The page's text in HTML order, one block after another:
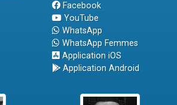
Facebook
YouTube
WhatsApp
WhatsApp Femmes
Application iOS
Application Android